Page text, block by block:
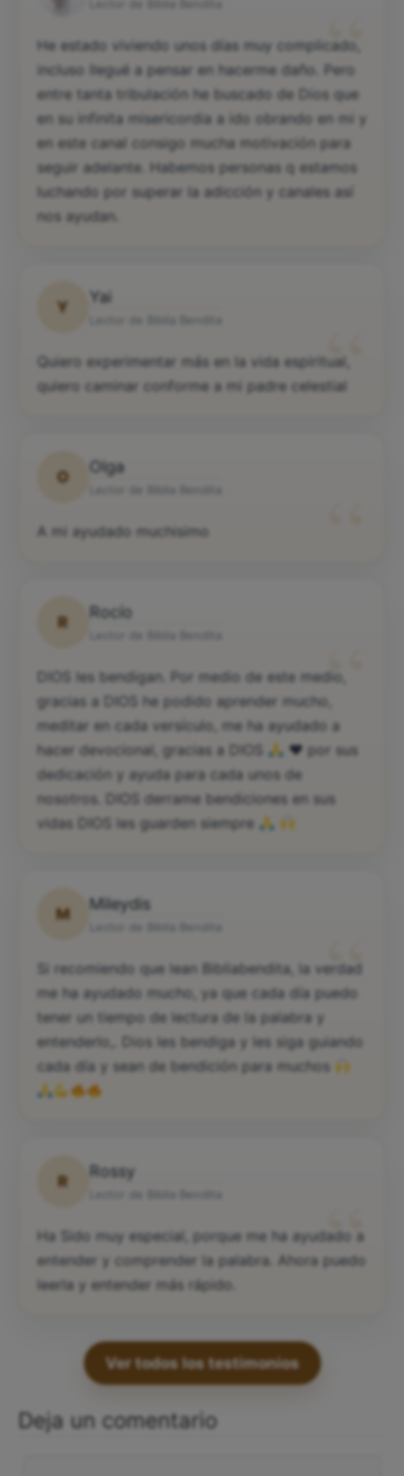
“
He estado viviendo unos días muy complicado,
incluso llegué a pensar en hacerme daño. Pero
entre tanta tribulación he buscado de Dios que
en su infinita misericordia a ido obrando en mi y
en este canal consigo mucha motivación para
seguir adelante. Habemos personas q estamos
luchando por superar la adicción y canales así
nos ayudan.
Y
Yai
“
Quiero experimentar más en la vida espiritual,
quiero caminar conforme a mi padre celestial
O
Olga
A mi ayudado muchisimo
R
Rocío
“
DIOS les bendigan. Por medio de este medio,
gracias a DIOS he podido aprender mucho,
meditar en cada versículo, me ha ayudado a
hacer devocional, gracias a DIOS
♥️ por sus
dedicación y ayuda para cada unos de
nosotros. DIOS derrame bendiciones en sus
vidas DIOS les guarden siempre
M
Mileydis
“
Si recomiendo que lean Bibliabendita, la verdad
me ha ayudado mucho, ya que cada día puedo
tener un tiempo de lectura de la palabra y
entenderlo,. Dios les bendiga y les siga guiando
cada día y sean de bendición para muchos
R
Rossy
“
Ha Sido muy especial, porque me ha ayudado a
entender y comprender la palabra. Ahora puedo
leerla y entender más rápido.
Ver todos los testimonios
Deja un comentario